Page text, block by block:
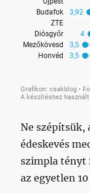
Ne szépítsük,
édeskevés
szimpla tényt
az egyetlen